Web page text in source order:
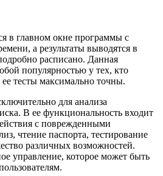
в главном окне программы с
а результаты выводятся в
расписано. Данная
популярностью у тех, кто
тесты максимально точны.
для анализа
В ее функциональность входит
с поврежденными
чтение паспорта, тестирование
различных возможностей.
управление, которое может быть